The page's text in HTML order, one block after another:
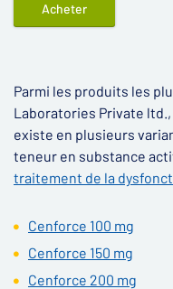
Acheter
Parmi les produits les
Laboratories Private
existe en plusieurs
teneur en substance
traitement de la
Cenforce 100 mg
Cenforce 150 mg
Cenforce 200 mg